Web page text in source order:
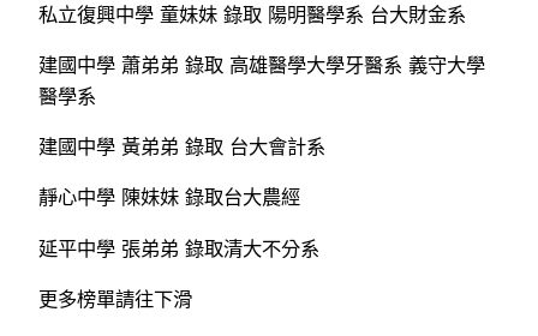
私立復興中學 童妹妹 錄取 陽明醫學系 台大財金系
建國中學 蕭弟弟 錄取 高雄醫學大學牙醫系 義守大學
醫學系
建國中學 黃弟弟 錄取 台大會計系
靜心中學 陳妹妹 錄取台大農經
延平中學 張弟弟 錄取清大不分系
更多榜單請往下滑